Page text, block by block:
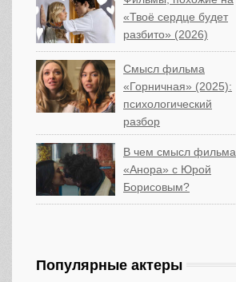
«Твоё сердце будет
разбито» (2026)
Смысл фильма
«Горничная» (2025):
психологический
разбор
В чем смысл фильма
«Анора» с Юрой
Борисовым?
Популярные актеры